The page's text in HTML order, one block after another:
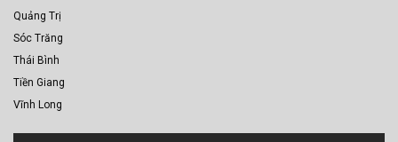
Quảng Trị
Sóc Trăng
Thái Bình
Tiền Giang
Vĩnh Long